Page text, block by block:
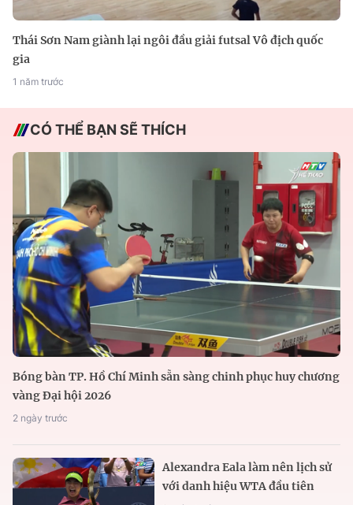
Thái Sơn Nam giành lại ngôi đầu giải futsal Vô địch quốc
gia
1 năm trước
CÓ THỂ BẠN SẼ THÍCH
Bóng bàn TP. Hồ Chí Minh sẵn sàng chinh phục huy chương
vàng Đại hội 2026
2 ngày trước
Alexandra Eala làm nên lịch sử
với danh hiệu WTA đầu tiên